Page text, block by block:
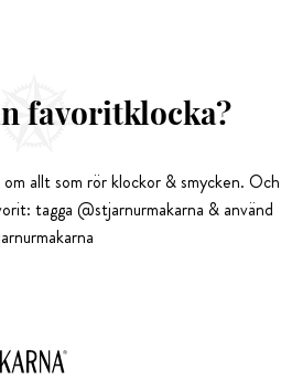
favoritklocka?
allt som rör klockor & smycken. Och
tagga @stjarnurmakarna & använd